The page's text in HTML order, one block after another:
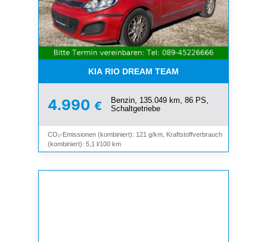
KIA RIO DREAM TEAM
4.990 €
Benzin, 135.049 km, 86 PS,
Schaltgetriebe
CO₂-Emissionen (kombiniert): 121 g/km, Kraftstoffverbrauch
(kombiniert): 5,1 l/100 km